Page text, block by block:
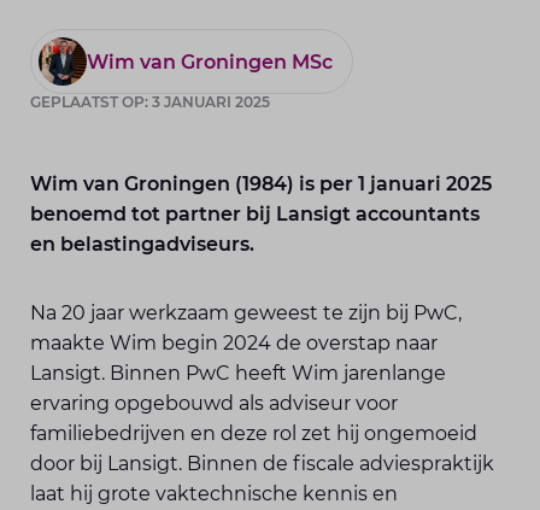
Wim van Groningen MSc
GEPLAATST OP: 3 JANUARI 2025
Wim van Groningen (1984) is per 1 januari 2025
benoemd tot partner bij Lansigt accountants
en belastingadviseurs.
Na 20 jaar werkzaam geweest te zijn bij PwC,
maakte Wim begin 2024 de overstap naar
Lansigt. Binnen PwC heeft Wim jarenlange
ervaring opgebouwd als adviseur voor
familiebedrijven en deze rol zet hij ongemoeid
door bij Lansigt. Binnen de fiscale adviespraktijk
laat hij grote vaktechnische kennis en